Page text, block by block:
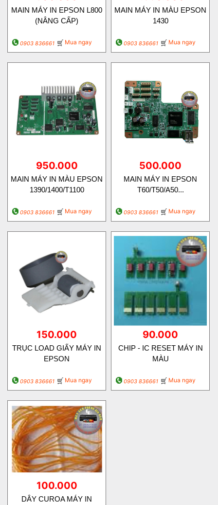
MAIN MÁY IN EPSON L800
(NÂNG CẤP)
0903 836661 Mua ngay
MAIN MÁY IN MÀU EPSON
1430
0903 836661 Mua ngay
950.000
MAIN MÁY IN MÀU EPSON
1390/1400/T1100
0903 836661 Mua ngay
500.000
MAIN MÁY IN EPSON
T60/T50/A50...
0903 836661 Mua ngay
150.000
TRỤC LOAD GIẤY MÁY IN
EPSON
0903 836661 Mua ngay
90.000
CHIP - IC RESET MÁY IN
MÀU
0903 836661 Mua ngay
100.000
DÂY CUROA MÁY IN